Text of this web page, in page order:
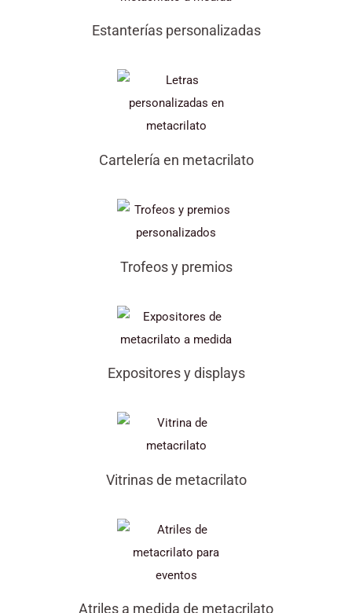
Estanterías personalizadas
Cartelería en metacrilato
Trofeos y premios
Expositores y displays
Vitrinas de metacrilato
Atriles a medida de metacrilato